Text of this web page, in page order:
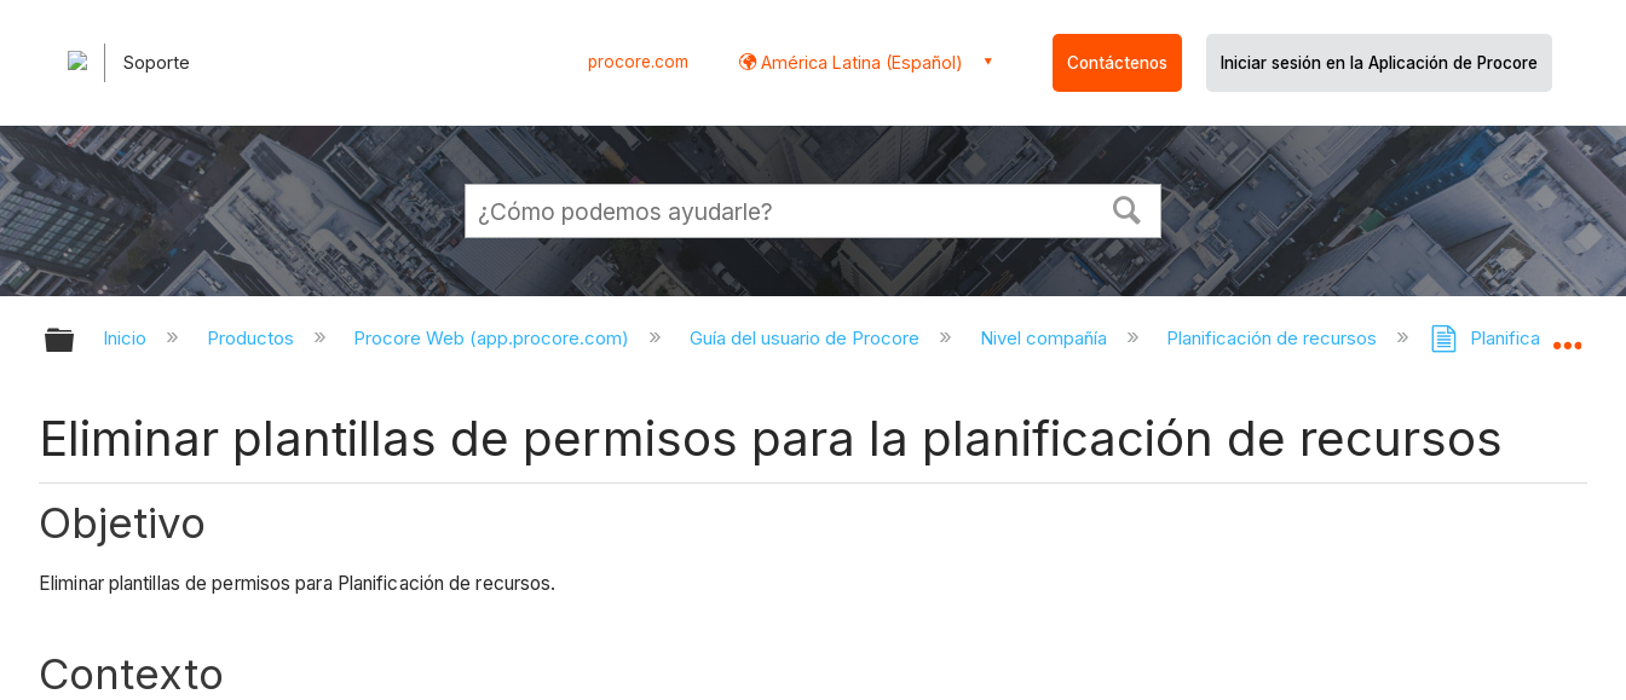
Soporte procore.com América Latina (Español) Contáctenos Iniciar sesión en la Aplicación de Procore
Expandir/contraer jerarquía global
Inicio Productos Procore Web (app.procore.com) Guía del usuario de Procore Nivel compañía Planificación de recursos Planificación de
Eliminar plantillas de permisos para la planificación de recursos
Objetivo
Eliminar plantillas de permisos para Planificación de recursos.
Contexto